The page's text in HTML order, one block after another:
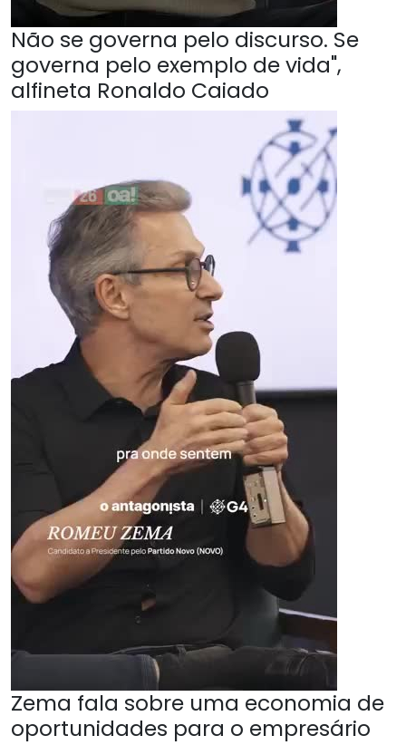
Não se governa pelo discurso. Se
governa pelo exemplo de vida",
alfineta Ronaldo Caiado
Zema fala sobre uma economia de
oportunidades para o empresário